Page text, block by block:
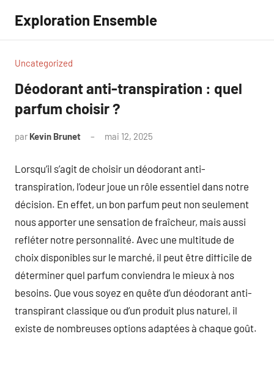
contenu
Exploration Ensemble
Uncategorized
Déodorant anti-transpiration : quel
parfum choisir ?
par Kevin Brunet mai 12, 2025
Lorsqu’il s’agit de choisir un déodorant anti-
transpiration, l’odeur joue un rôle essentiel dans notre
décision. En effet, un bon parfum peut non seulement
nous apporter une sensation de fraîcheur, mais aussi
refléter notre personnalité. Avec une multitude de
choix disponibles sur le marché, il peut être difficile de
déterminer quel parfum conviendra le mieux à nos
besoins. Que vous soyez en quête d’un déodorant anti-
transpirant classique ou d’un produit plus naturel, il
existe de nombreuses options adaptées à chaque goût.